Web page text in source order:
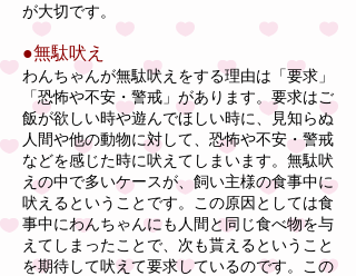
が大切です。
●無駄吠え
わんちゃんが無駄吠えをする理由は「要求」
「恐怖や不安・警戒」があります。要求はご
飯が欲しい時や遊んでほしい時に、見知らぬ
人間や他の動物に対して、恐怖や不安・警戒
などを感じた時に吠えてしまいます。無駄吠
えの中で多いケースが、飼い主様の食事中に
吠えるということです。この原因としては食
事中にわんちゃんにも人間と同じ食べ物を与
えてしまったことで、次も貰えるということ
を期待して吠えて要求しているのです。この